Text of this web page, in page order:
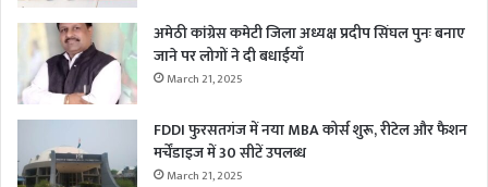
अमेठी कांग्रेस कमेटी जिला अध्यक्ष प्रदीप सिंघल पुनः बनाए
जाने पर लोगों ने दी बधाईयाँ
March 21, 2025
FDDI फुरसतगंज में नया MBA कोर्स शुरू, रीटेल और फैशन
मर्चेंडाइज में 30 सीटें उपलब्ध
March 21, 2025